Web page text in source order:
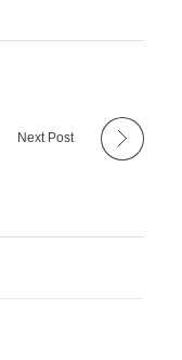
Next Post